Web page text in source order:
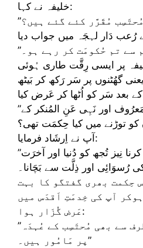
خلیفہ نے کہا:
پر ایسی رِقَّت طاری ہُوئی
گھُٹنوں پر سَر رَکھ کر بَیٹھ
”حُضُورِ وَالا ! اَمر بِالمَعرُوف اور نَہِی عَنِ المُنکر کے
آپ نے اِرشَاد فرمایا:
”تمہارے حَال پر شَفقَت کرنا نِیز تُجھ کو دُنیا اور آخرَت
حِکمت بھری گفتگو کا بہت
آپ کی خِدمَتِ اَقدَس میں
عَرض گُزَار ہوا:
”عَالیجاہ! آپ میری طرف سے بھی مُحتَسِب کے عُہدَہ
پر مَامُور ہیں۔”